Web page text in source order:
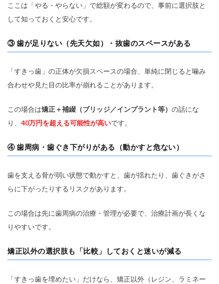
ここは「やる・やらない」で総額が変わるので、事前に選択肢と
して知っておくと安心です。
③ 歯が足りない（先天欠如）・抜歯のスペースがある
「すきっ歯」の正体が欠損スペースの場合、単純に閉じると噛み
合わせや見た目の比率が崩れることがあります。
この場合は矯正＋補綴（ブリッジ／インプラント等） の話にな
り、 40万円を超える可能性が高いです。
④ 歯周病・歯ぐき下がりがある（動かすと危ない）
歯を支える骨が弱い状態で動かすと、歯が揺れたり、歯ぐきがさ
らに下がったりするリスクがあります。
この場合は先に歯周病の治療・管理が必要で、治療計画が長くな
りやすいです。
矯正以外の選択肢も「比較」しておくと迷いが減る
「すきっ歯を埋めたい」だけなら、矯正以外（レジン、ラミネー